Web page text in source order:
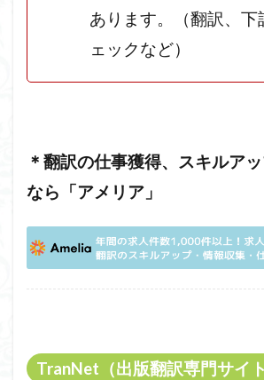
あります。（翻訳、下
ェックなど）
＊翻訳の仕事獲得、スキルア
なら「アメリア」
TranNet（出版翻訳専門サイト